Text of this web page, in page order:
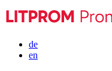
de
en